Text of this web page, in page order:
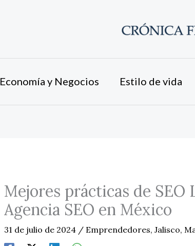
Economía y Negocios Estilo de vida
Mejores prácticas de SEO
Agencia SEO en México
31 de julio de 2024 / Emprendedores, Jalisco,